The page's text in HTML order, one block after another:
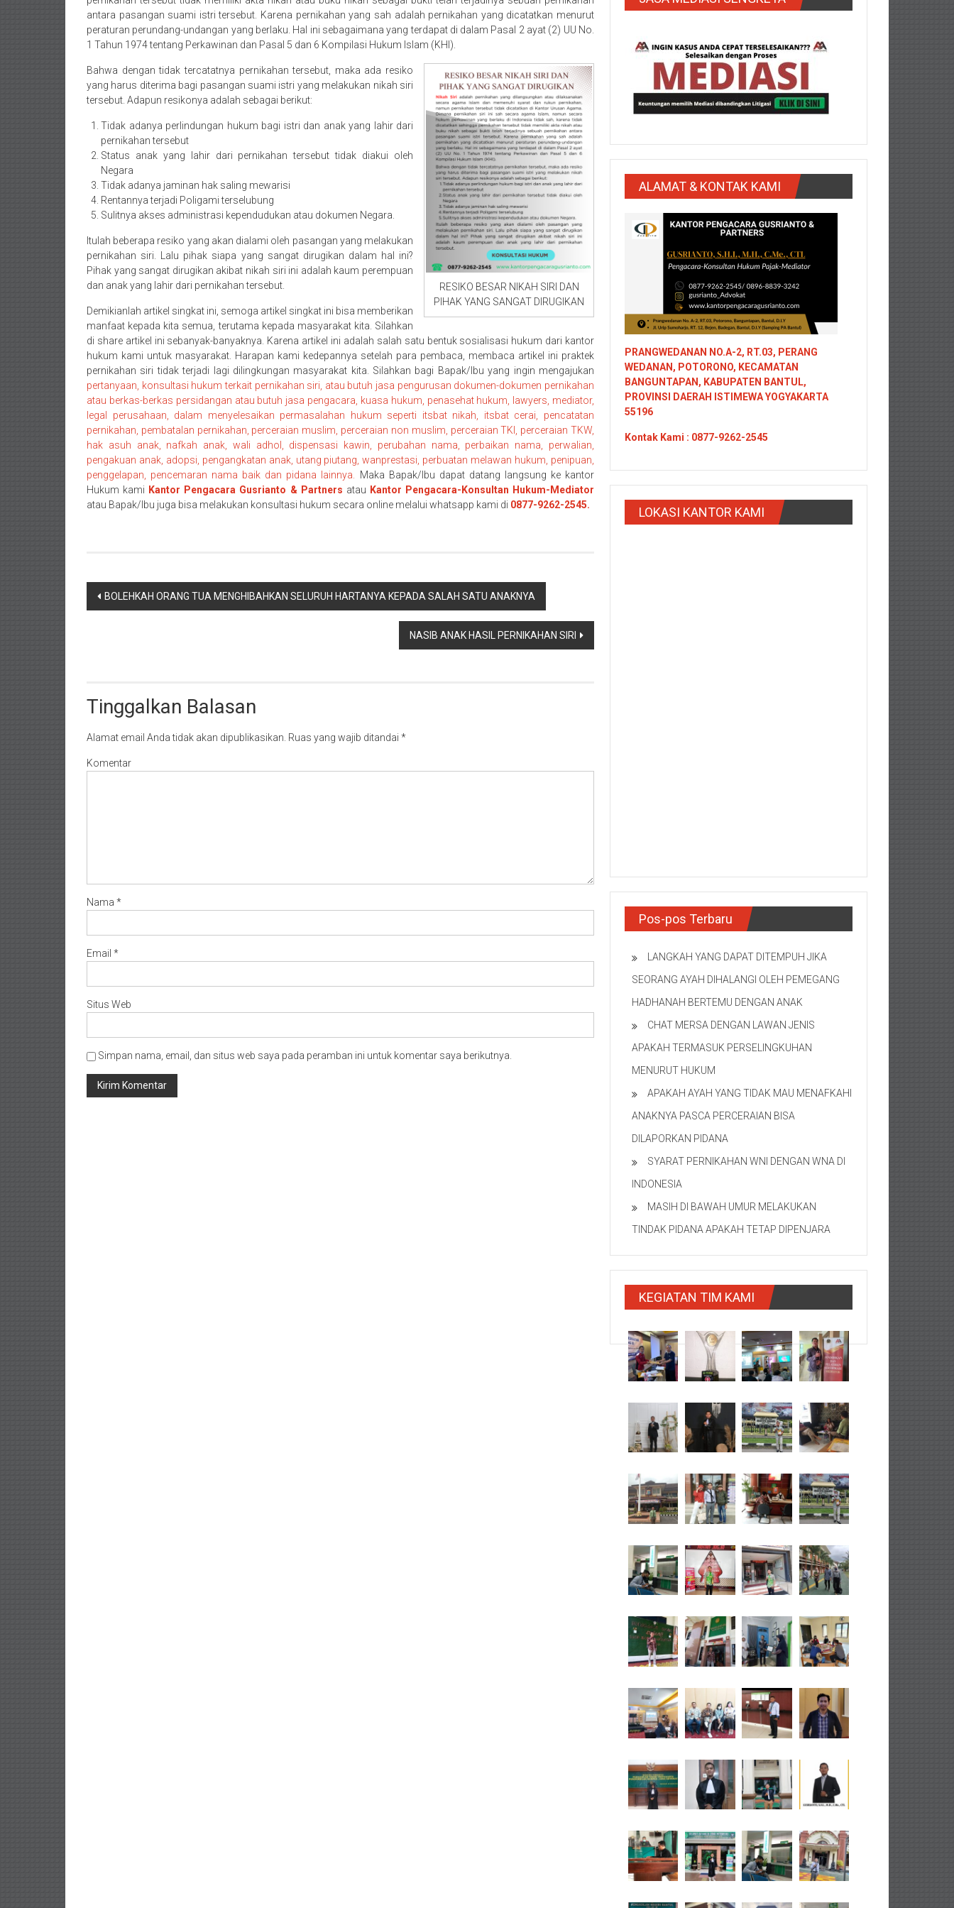
Bekasi/Jakarta
selatan/
Jakarta
Jakarta
Pusat/
Karawang/
Lampung
Barat/
Lampung
Timur/Lampung/
Jambi/
Bengkulu/
Aceh/
Damasyaraya/
Solok/
Selatan/Padang
barat/
Padang
Utara/
Kota
Padang/
Sumatera
Barat/
Pariaman/
Bukittinggi/
Padang
panjang/
pati/
Sarilamak/
Pangkalan/
Pekanbaru/
Duri/
Kalimantan
Timur/
Samarinda/Jawa
Timur/
Terdekat
antara pasangan suami istri tersebut. Karena pernikahan yang sah adalah pernikahan yang dicatatkan menurut
peraturan perundang-undangan yang berlaku. Hal ini sebagaimana yang terdapat di dalam Pasal 2 ayat (2) UU No.
1 Tahun 1974 tentang Perkawinan dan Pasal 5 dan 6 Kompilasi Hukum Islam (KHI).
RESIKO BESAR NIKAH SIRI DAN
PIHAK YANG SANGAT DIRUGIKAN
Bahwa dengan tidak tercatatnya pernikahan tersebut, maka ada resiko
yang harus diterima bagi pasangan suami istri yang melakukan nikah siri
tersebut. Adapun resikonya adalah sebagai berikut:
Tidak adanya perlindungan hukum bagi istri dan anak yang lahir dari
pernikahan tersebut
Status anak yang lahir dari pernikahan tersebut tidak diakui oleh
Negara
Tidak adanya jaminan hak saling mewarisi
Rentannya terjadi Poligami terselubung
Sulitnya akses administrasi kependudukan atau dokumen Negara.
Itulah beberapa resiko yang akan dialami oleh pasangan yang melakukan
pernikahan siri. Lalu pihak siapa yang sangat dirugikan dalam hal ini?
Pihak yang sangat dirugikan akibat nikah siri ini adalah kaum perempuan
dan anak yang lahir dari pernikahan tersebut.
Demikianlah artikel singkat ini, semoga artikel singkat ini bisa memberikan
manfaat kepada kita semua, terutama kepada masyarakat kita. Silahkan
di share artikel ini sebanyak-banyaknya. Karena artikel ini adalah salah satu bentuk sosialisasi hukum dari kantor
hukum kami untuk masyarakat. Harapan kami kedepannya setelah para pembaca, membaca artikel ini praktek
pernikahan siri tidak terjadi lagi dilingkungan masyarakat kita. Silahkan bagi Bapak/Ibu yang ingin mengajukan
pertanyaan, konsultasi hukum terkait pernikahan siri, atau butuh jasa pengurusan dokumen-dokumen pernikahan
atau berkas-berkas persidangan atau butuh jasa pengacara, kuasa hukum, penasehat hukum, lawyers, mediator,
legal perusahaan, dalam menyelesaikan permasalahan hukum seperti itsbat nikah, itsbat cerai, pencatatan
pernikahan, pembatalan pernikahan, perceraian muslim, perceraian non muslim, perceraian TKI, perceraian TKW,
hak asuh anak, nafkah anak, wali adhol, dispensasi kawin, perubahan nama, perbaikan nama, perwalian,
pengakuan anak, adopsi, pengangkatan anak, utang piutang, wanprestasi, perbuatan melawan hukum, penipuan,
penggelapan, pencemaran nama baik dan pidana lainnya.
Maka Bapak/Ibu dapat datang langsung ke kantor
Hukum kami Kantor Pengacara Gusrianto & Partners atau Kantor Pengacara-Konsultan Hukum-Mediator
atau Bapak/Ibu juga bisa melakukan konsultasi hukum secara online melalui whatsapp kami di 0877-9262-2545.
Navigasi
BOLEHKAH ORANG TUA MENGHIBAHKAN SELURUH HARTANYA KEPADA SALAH SATU ANAKNYA
NASIB ANAK HASIL PERNIKAHAN SIRI
Tinggalkan Balasan
Alamat email Anda tidak akan dipublikasikan. Ruas yang wajib ditandai *
Komentar
Nama *
Email *
Situs Web
Simpan nama, email, dan situs web saya pada peramban ini untuk komentar saya berikutnya.
ALAMAT & KONTAK KAMI
PRANGWEDANAN NO.A-2, RT.03, PERANG
WEDANAN, POTORONO, KECAMATAN
BANGUNTAPAN, KABUPATEN BANTUL,
PROVINSI DAERAH ISTIMEWA YOGYAKARTA
55196
Kontak Kami : 0877-9262-2545
LOKASI KANTOR KAMI
Pos-pos Terbaru
LANGKAH YANG DAPAT DITEMPUH JIKA
SEORANG AYAH DIHALANGI OLEH PEMEGANG
HADHANAH BERTEMU DENGAN ANAK
CHAT MERSA DENGAN LAWAN JENIS
APAKAH TERMASUK PERSELINGKUHAN
MENURUT HUKUM
APAKAH AYAH YANG TIDAK MAU MENAFKAHI
ANAKNYA PASCA PERCERAIAN BISA
DILAPORKAN PIDANA
SYARAT PERNIKAHAN WNI DENGAN WNA DI
INDONESIA
MASIH DI BAWAH UMUR MELAKUKAN
TINDAK PIDANA APAKAH TETAP DIPENJARA
KEGIATAN TIM KAMI